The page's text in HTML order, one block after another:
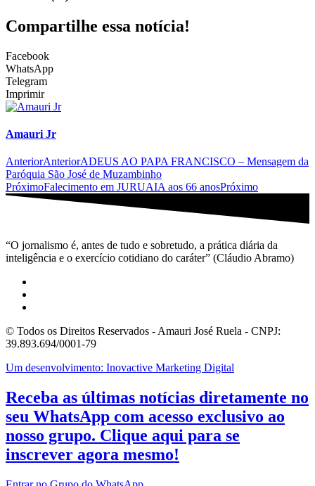
Compartilhe essa notícia!
Facebook
WhatsApp
Telegram
Imprimir
Amauri Jr
AnteriorAnteriorADEUS AO PAPA FRANCISCO – Mensagem da
Paróquia São José de Muzambinho
PróximoFalecimento em JURUAIA aos 66 anosPróximo
“O jornalismo é, antes de tudo e sobretudo, a prática diária da
inteligência e o exercício cotidiano do caráter” (Cláudio Abramo)
© Todos os Direitos Reservados - Amauri José Ruela - CNPJ:
39.893.694/0001-79
Um desenvolvimento: Inovactive Marketing Digital
Receba as últimas notícias diretamente no
seu WhatsApp com acesso exclusivo ao
nosso grupo. Clique aqui para se
inscrever agora mesmo!